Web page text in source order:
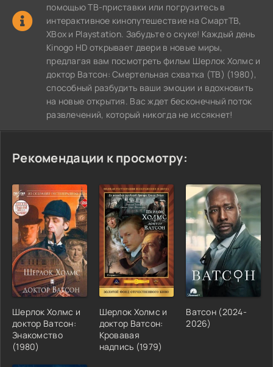
помощью ТВ-приставки или погрузитесь в
интерактивное кинопутешествие на СмартТВ,
XBox и Playstation. Забудьте о скуке! Каждый день
Kinogo HD открывает двери в новые миры,
предлагая вам посмотреть фильм Шерлок Холмс и
доктор Ватсон: Смертельная схватка (ТВ) (1980),
способный разбудить ваши эмоции и вдохновить
на новые открытия. Вас ждет бесконечный поток
развлечений, который никогда не иссякнет!
Рекомендации к просмотру:
Шерлок Холмс и
доктор Ватсон:
Знакомство
(1980)
Шерлок Холмс и
доктор Ватсон:
Кровавая
надпись (1979)
Ватсон (2024-
2026)